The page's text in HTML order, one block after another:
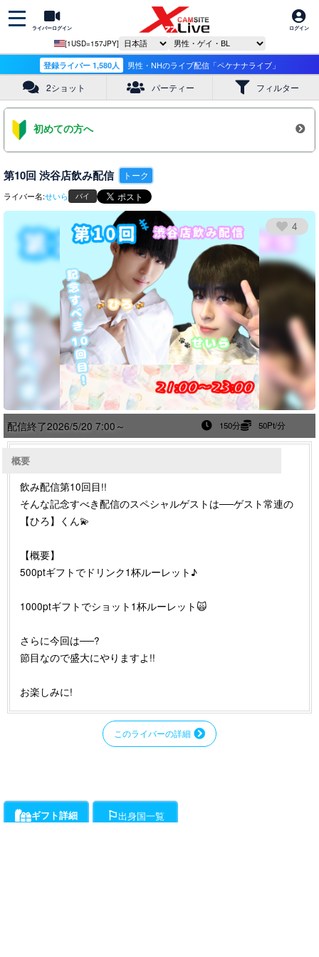
ライバーログイン ログイン
[1USD=157JPY]
登録ライバー 1,580人 男性・NHのライブ配信「ペケナナライブ」
2ショット パーティー フィルター
初めての方へ
第10回 渋谷店飲み配信
トーク
ライバー名:せいら バイ
4
配信終了2026/5/20 7:00～ 150分 50Pt/分
概要
飲み配信第10回目!!
そんな記念すべき配信のスペシャルゲストは──ゲスト常連の
【ひろ】くん💫
【概要】
500ptギフトでドリンク1杯ルーレット♪
1000ptギフトでショット1杯ルーレット🙀
さらに今回は──?
節目なので盛大にやりますよ!!
お楽しみに!
このライバーの詳細
ギフト詳細 出身国一覧